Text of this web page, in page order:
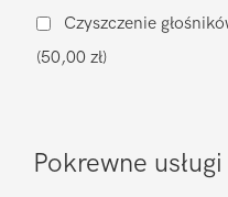
Czyszczenie
(50,00 zł)
Pokrewne usługi